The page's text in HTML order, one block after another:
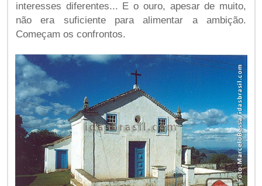
interesses diferentes... E o ouro, apesar de muito,
não era suficiente para alimentar a ambição.
Começam os confrontos.